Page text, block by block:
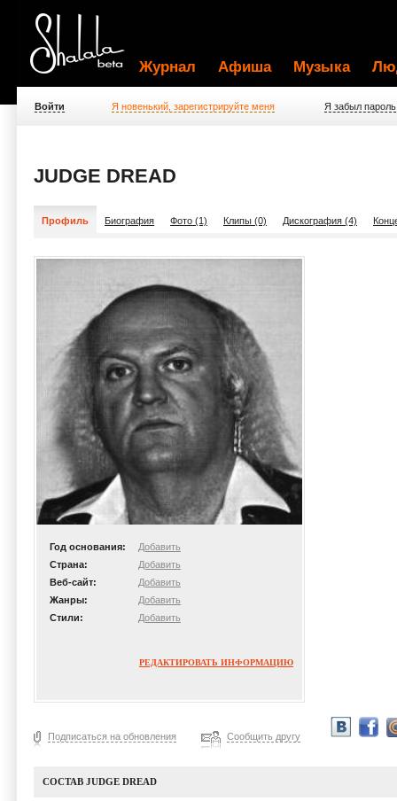
Журнал Афиша Музыка
Войти Я новенький, зарегистрируйте меня Я забыл пароль
JUDGE DREAD
Профиль Биография Фото (1) Клипы (0) Дискография (4)
Год основания:
Добавить
Страна:
Добавить
Веб-сайт:
Добавить
Жанры:
Добавить
Стили:
Добавить
РЕДАКТИРОВАТЬ ИНФОРМАЦИЮ
Подписаться на обновления Сообщить другу
СОСТАВ JUDGE DREAD